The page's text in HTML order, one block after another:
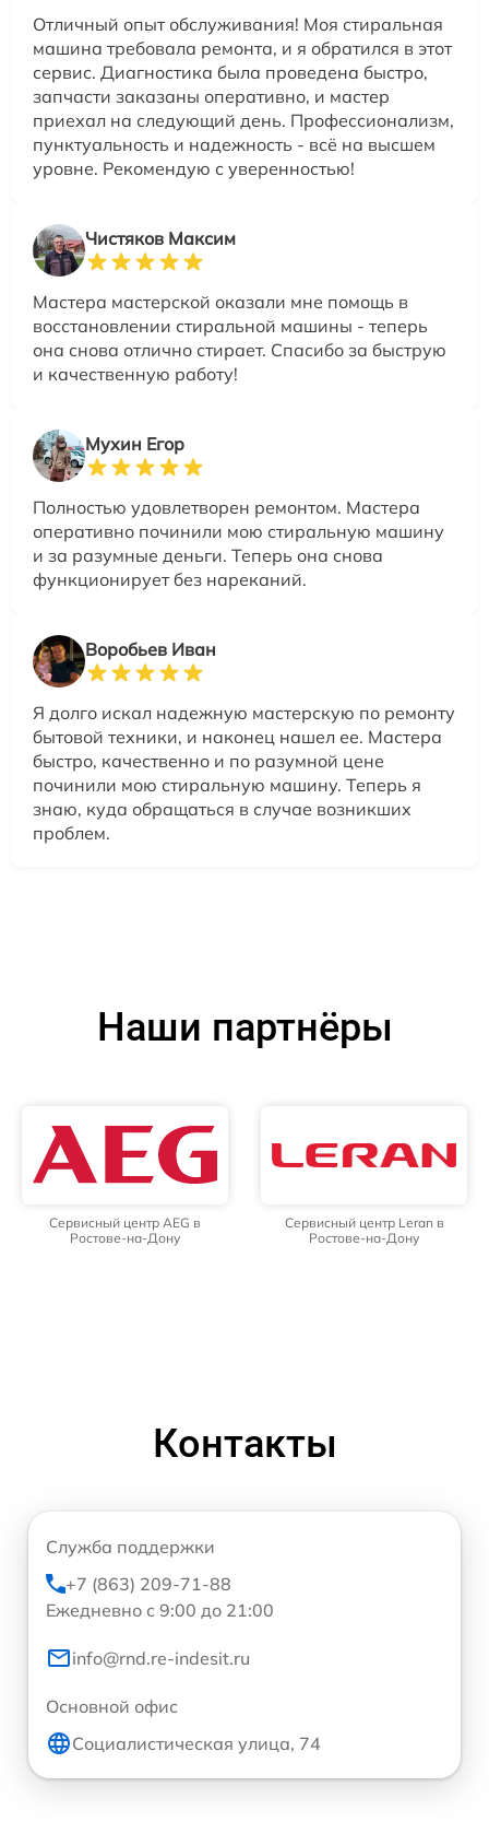
Отличный опыт обслуживания! Моя стиральная
машина требовала ремонта, и я обратился в этот
сервис. Диагностика была проведена быстро,
запчасти заказаны оперативно, и мастер
приехал на следующий день. Профессионализм,
пунктуальность и надежность - всё на высшем
уровне. Рекомендую с уверенностью!
Чистяков Максим
Мастера мастерской оказали мне помощь в
восстановлении стиральной машины - теперь
она снова отлично стирает. Спасибо за быструю
и качественную работу!
Мухин Егор
Полностью удовлетворен ремонтом. Мастера
оперативно починили мою стиральную машину
и за разумные деньги. Теперь она снова
функционирует без нареканий.
Воробьев Иван
Я долго искал надежную мастерскую по ремонту
бытовой техники, и наконец нашел ее. Мастера
быстро, качественно и по разумной цене
починили мою стиральную машину. Теперь я
знаю, куда обращаться в случае возникших
проблем.
Наши партнёры
Сервисный центр AEG в
Ростове-на-Дону
Сервисный центр Leran в
Ростове-на-Дону
Контакты
Служба поддержки
+7 (863) 209-71-88
Ежедневно с 9:00 до 21:00
info@rnd.re-indesit.ru
Основной офис
Социалистическая улица, 74